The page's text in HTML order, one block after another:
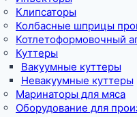
Клипсаторы
Колбасные шприцы
Котлетоформовочный
Куттеры
Вакуумные куттеры
Невакуумные куттеры
Маринаторы для мяса
Оборудование для